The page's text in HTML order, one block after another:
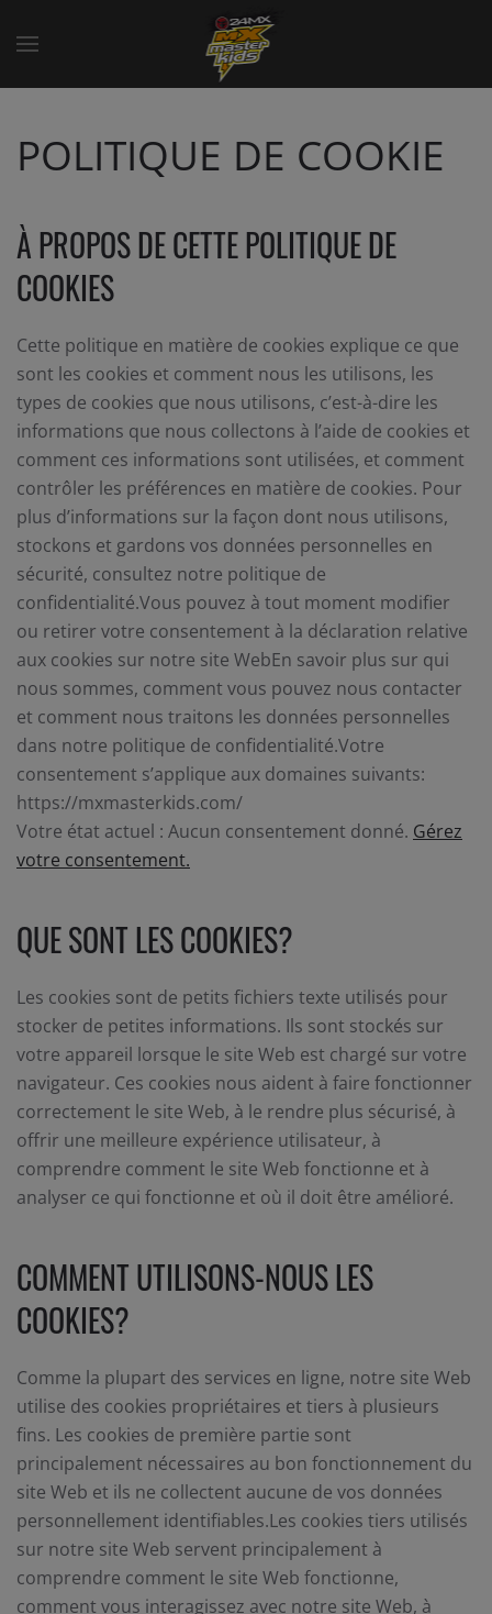
POLITIQUE DE COOKIE
À PROPOS DE CETTE POLITIQUE DE
COOKIES
Cette politique en matière de cookies explique ce que
sont les cookies et comment nous les utilisons, les
types de cookies que nous utilisons, c’est-à-dire les
informations que nous collectons à l’aide de cookies et
comment ces informations sont utilisées, et comment
contrôler les préférences en matière de cookies. Pour
plus d’informations sur la façon dont nous utilisons,
stockons et gardons vos données personnelles en
sécurité, consultez notre politique de
confidentialité.Vous pouvez à tout moment modifier
ou retirer votre consentement à la déclaration relative
aux cookies sur notre site WebEn savoir plus sur qui
nous sommes, comment vous pouvez nous contacter
et comment nous traitons les données personnelles
dans notre politique de confidentialité.Votre
consentement s’applique aux domaines suivants:
https://mxmasterkids.com/
Votre état actuel : Aucun consentement donné. Gérez
votre consentement.
QUE SONT LES COOKIES?
Les cookies sont de petits fichiers texte utilisés pour
stocker de petites informations. Ils sont stockés sur
votre appareil lorsque le site Web est chargé sur votre
navigateur. Ces cookies nous aident à faire fonctionner
correctement le site Web, à le rendre plus sécurisé, à
offrir une meilleure expérience utilisateur, à
comprendre comment le site Web fonctionne et à
analyser ce qui fonctionne et où il doit être amélioré.
COMMENT UTILISONS-NOUS LES
COOKIES?
Comme la plupart des services en ligne, notre site Web
utilise des cookies propriétaires et tiers à plusieurs
fins. Les cookies de première partie sont
principalement nécessaires au bon fonctionnement du
site Web et ils ne collectent aucune de vos données
personnellement identifiables.Les cookies tiers utilisés
sur notre site Web servent principalement à
comprendre comment le site Web fonctionne,
comment vous interagissez avec notre site Web, à